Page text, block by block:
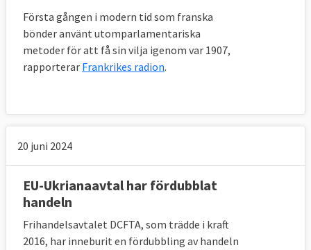
Första gången i modern tid som franska
bönder använt utomparlamentariska
metoder för att få sin vilja igenom var 1907,
rapporterar Frankrikes radion.
20 juni 2024
EU-Ukrianaavtal har fördubblat
handeln
Frihandelsavtalet DCFTA, som trädde i kraft
2016, har inneburit en fördubbling av handeln